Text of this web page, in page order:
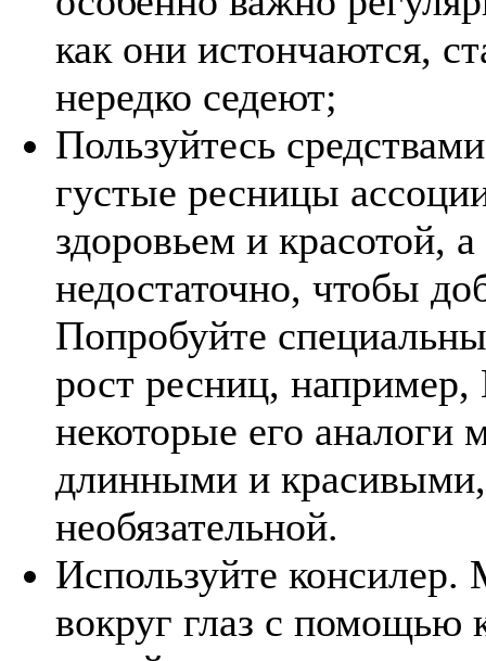
как они истончаются,
нередко седеют;
Пользуйтесь
густые ресницы
здоровьем и красотой,
недостаточно, чтобы
Попробуйте
рост ресниц,
некоторые его аналоги
длинными и
необязательной.
Используйте
вокруг глаз с помощью